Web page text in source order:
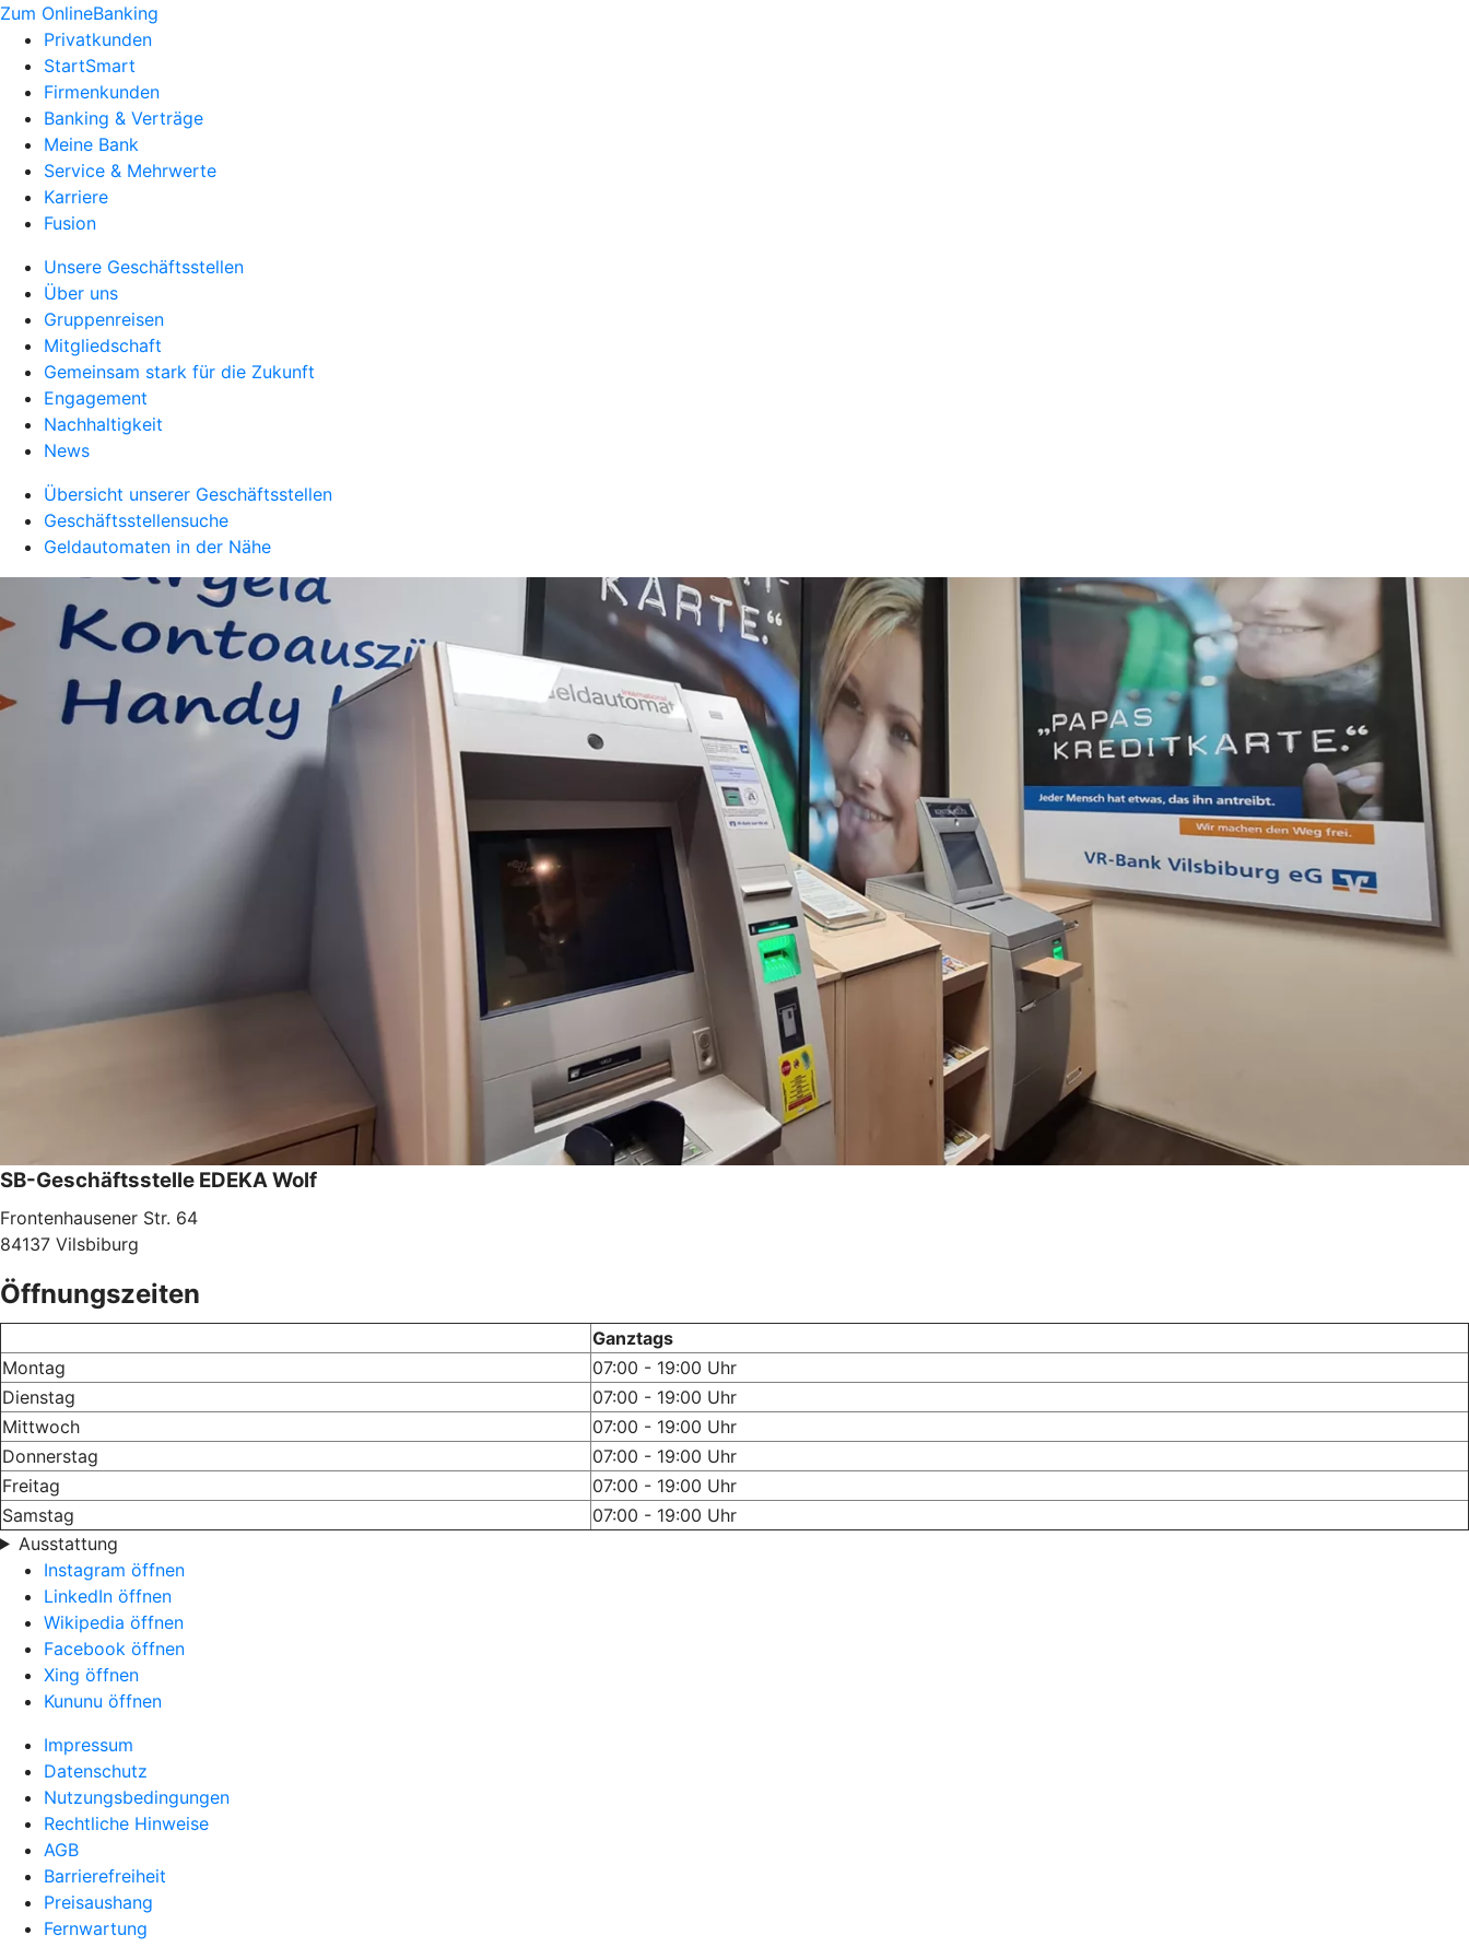
Zum OnlineBanking
Privatkunden
StartSmart
Firmenkunden
Banking & Verträge
Meine Bank
Service & Mehrwerte
Karriere
Fusion
Unsere Geschäftsstellen
Über uns
Gruppenreisen
Mitgliedschaft
Gemeinsam stark für die Zukunft
Engagement
Nachhaltigkeit
News
Übersicht unserer Geschäftsstellen
Geschäftsstellensuche
Geldautomaten in der Nähe
SB-Geschäftsstelle EDEKA Wolf
Frontenhausener Str. 64
84137 Vilsbiburg
Öffnungszeiten
Ganztags
Montag
07:00 - 19:00 Uhr
Dienstag
07:00 - 19:00 Uhr
Mittwoch
07:00 - 19:00 Uhr
Donnerstag
07:00 - 19:00 Uhr
Freitag
07:00 - 19:00 Uhr
Samstag
07:00 - 19:00 Uhr
Ausstattung
Instagram öffnen
LinkedIn öffnen
Wikipedia öffnen
Facebook öffnen
Xing öffnen
Kununu öffnen
Impressum
Datenschutz
Nutzungsbedingungen
Rechtliche Hinweise
AGB
Barrierefreiheit
Preisaushang
Fernwartung